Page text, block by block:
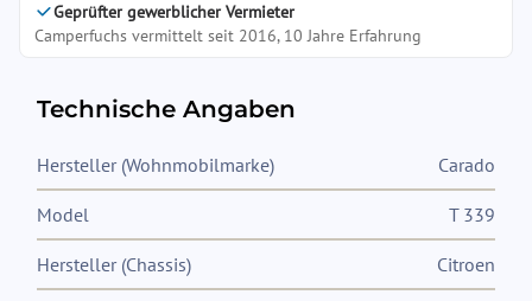
Geprüfter gewerblicher Vermieter
Camperfuchs vermittelt seit 2016, 10 Jahre Erfahrung
Technische Angaben
Hersteller (Wohnmobilmarke) Carado
Model T 339
Hersteller (Chassis) Citroen